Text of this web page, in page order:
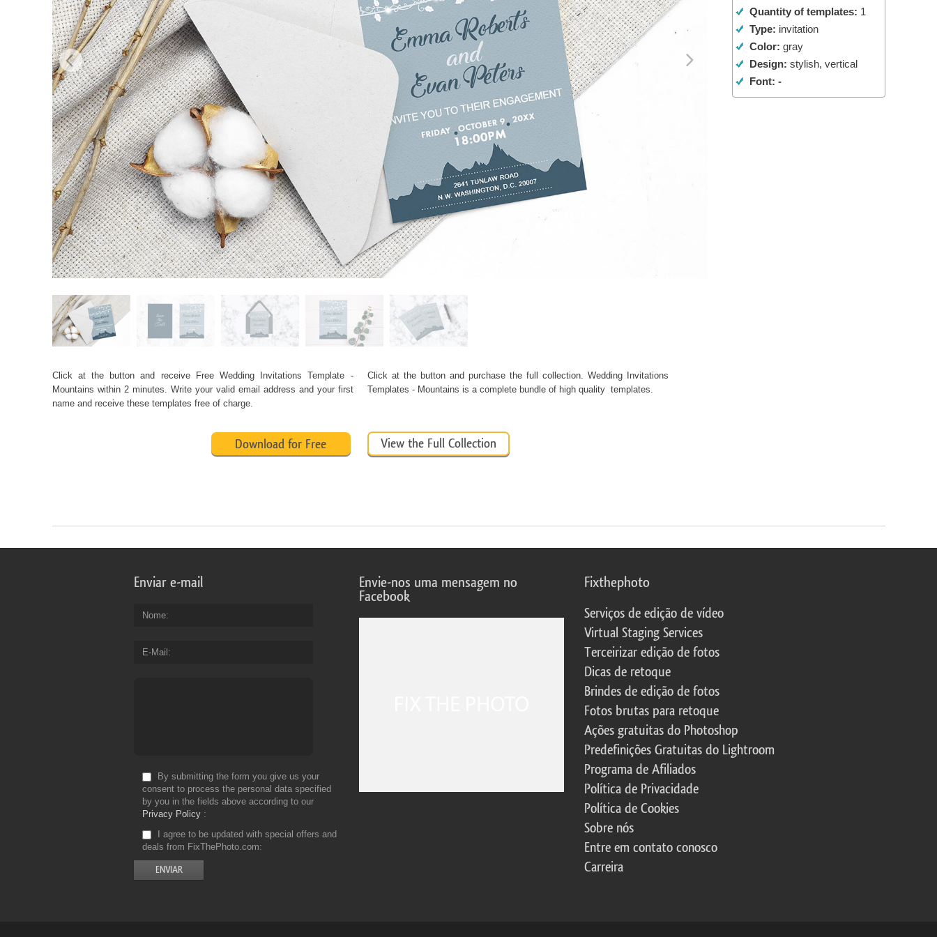
Serviços de retoque de produtos Serviços de retoque de joias Dados de Treinamento de IA Video Editing ServicesQuantity of templates: 1
Type: invitation
Color: gray
Design: stylish, vertical
Font: -
Click at the button and receive Free Wedding Invitations Template -
Mountains within 2 minutes. Write your valid email address and your first
name and receive these templates free of charge.
Click at the button and purchase the full collection. Wedding Invitations
Templates - Mountains is a complete bundle of high quality templates.
Download for Free View the Full Collection
Enviar e-mail
Nome
E-Mail
By submitting the form you give us your
consent to process the personal data specified
by you in the fields above according to our
Privacy Policy
I agree to be updated with special offers and
deals from FixThePhoto.com
Envie-nos uma mensagem no
Facebook
Fixthephoto
Serviços de edição de vídeo
Virtual Staging Services
Terceirizar edição de fotos
Dicas de retoque
Brindes de edição de fotos
Fotos brutas para retoque
Ações gratuitas do Photoshop
Predefinições Gratuitas do Lightroom
Programa de Afiliados
Política de Privacidade
Política de Cookies
Sobre nós
Entre em contato conosco
Carreira